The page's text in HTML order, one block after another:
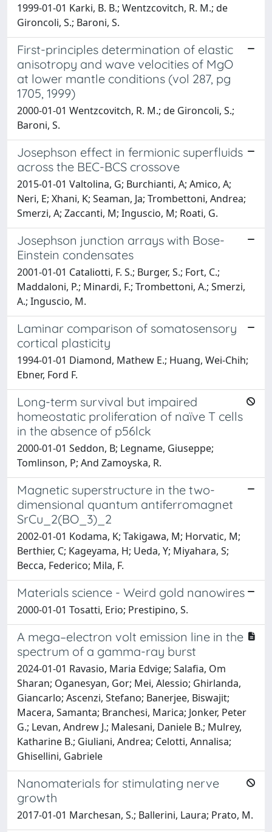
1999-01-01 Karki, B. B.; Wentzcovitch, R. M.; de
Gironcoli, S.; Baroni, S.
First-principles determination of elastic
anisotropy and wave velocities of MgO
at lower mantle conditions (vol 287, pg
1705, 1999)
2000-01-01 Wentzcovitch, R. M.; de Gironcoli, S.;
Baroni, S.
Josephson effect in fermionic superfluids
across the BEC-BCS crossove
2015-01-01 Valtolina, G; Burchianti, A; Amico, A;
Neri, E; Xhani, K; Seaman, Ja; Trombettoni, Andrea;
Smerzi, A; Zaccanti, M; Inguscio, M; Roati, G.
Josephson junction arrays with Bose-
Einstein condensates
2001-01-01 Cataliotti, F. S.; Burger, S.; Fort, C.;
Maddaloni, P.; Minardi, F.; Trombettoni, A.; Smerzi,
A.; Inguscio, M.
Laminar comparison of somatosensory
cortical plasticity
1994-01-01 Diamond, Mathew E.; Huang, Wei-Chih;
Ebner, Ford F.
Long-term survival but impaired
homeostatic proliferation of naïve T cells
in the absence of p56lck
2000-01-01 Seddon, B; Legname, Giuseppe;
Tomlinson, P; And Zamoyska, R.
Magnetic superstructure in the two-
dimensional quantum antiferromagnet
SrCu_2(BO_3)_2
2002-01-01 Kodama, K; Takigawa, M; Horvatic, M;
Berthier, C; Kageyama, H; Ueda, Y; Miyahara, S;
Becca, Federico; Mila, F.
Materials science - Weird gold nanowires
2000-01-01 Tosatti, Erio; Prestipino, S.
A mega–electron volt emission line in the
spectrum of a gamma-ray burst
2024-01-01 Ravasio, Maria Edvige; Salafia, Om
Sharan; Oganesyan, Gor; Mei, Alessio; Ghirlanda,
Giancarlo; Ascenzi, Stefano; Banerjee, Biswajit;
Macera, Samanta; Branchesi, Marica; Jonker, Peter
G.; Levan, Andrew J.; Malesani, Daniele B.; Mulrey,
Katharine B.; Giuliani, Andrea; Celotti, Annalisa;
Ghisellini, Gabriele
Nanomaterials for stimulating nerve
growth
2017-01-01 Marchesan, S.; Ballerini, Laura; Prato, M.